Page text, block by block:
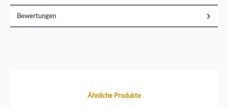
Bewertungen
Produktgalerie überspringenÄhnliche Produkte